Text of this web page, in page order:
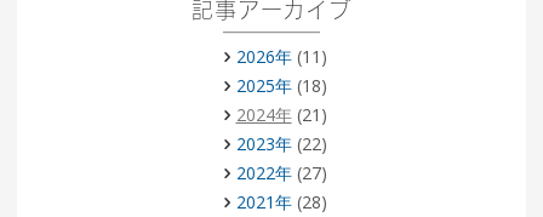
記事アーカイブ
2026年(11)
2025年(18)
2024年(21)
2023年(22)
2022年(27)
2021年(28)